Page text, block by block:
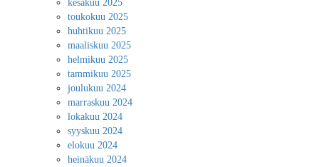
kesäkuu 2025
toukokuu 2025
huhtikuu 2025
maaliskuu 2025
helmikuu 2025
tammikuu 2025
joulukuu 2024
marraskuu 2024
lokakuu 2024
syyskuu 2024
elokuu 2024
heinäkuu 2024